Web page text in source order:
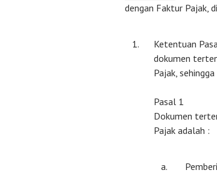
dengan Faktur Pajak,
1.
Ketentuan
dokumen
Pajak,
Pasal 1
Dokumen
Pajak adalah :
a.